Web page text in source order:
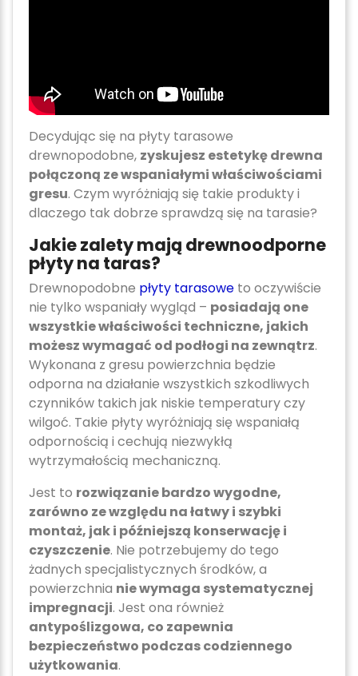
Decydując się na płyty tarasowe
drewnopodobne, zyskujesz estetykę drewna
połączoną ze wspaniałymi właściwościami
gresu. Czym wyróżniają się takie produkty i
dlaczego tak dobrze sprawdzą się na tarasie?
Jakie zalety mają drewnoodporne
płyty na taras?
Drewnopodobne płyty tarasowe to oczywiście
nie tylko wspaniały wygląd – posiadają one
wszystkie właściwości techniczne, jakich
możesz wymagać od podłogi na zewnątrz.
Wykonana z gresu powierzchnia będzie
odporna na działanie wszystkich szkodliwych
czynników takich jak niskie temperatury czy
wilgoć. Takie płyty wyróżniają się wspaniałą
odpornością i cechują niezwykłą
wytrzymałością mechaniczną.
Jest to rozwiązanie bardzo wygodne,
zarówno ze względu na łatwy i szybki
montaż, jak i późniejszą konserwację i
czyszczenie. Nie potrzebujemy do tego
żadnych specjalistycznych środków, a
powierzchnia nie wymaga systematycznej
impregnacji. Jest ona również
antypoślizgowa, co zapewnia
bezpieczeństwo podczas codziennego
użytkowania.